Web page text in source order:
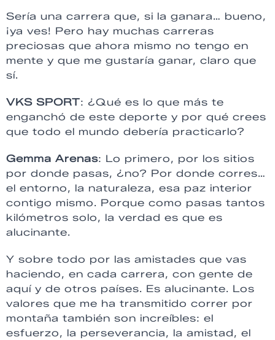
Sería una carrera que, si la ganara… bueno,
¡ya ves! Pero hay muchas carreras
preciosas que ahora mismo no tengo en
mente y que me gustaría ganar, claro que
sí.
VKS SPORT: ¿Qué es lo que más te
enganchó de este deporte y por qué crees
que todo el mundo debería practicarlo?
Gemma Arenas: Lo primero, por los sitios
por donde pasas, ¿no? Por donde corres…
el entorno, la naturaleza, esa paz interior
contigo mismo. Porque como pasas tantos
kilómetros solo, la verdad es que es
alucinante.
Y sobre todo por las amistades que vas
haciendo, en cada carrera, con gente de
aquí y de otros países. Es alucinante. Los
valores que me ha transmitido correr por
montaña también son increíbles: el
esfuerzo, la perseverancia, la amistad, el